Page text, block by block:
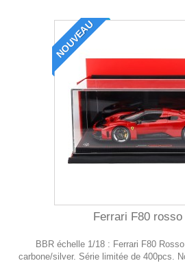
NOUVEAU
Ferrari F80
BBR échelle 1/18 : Ferrari F80
carbone/silver. Série limitée de 400pcs.